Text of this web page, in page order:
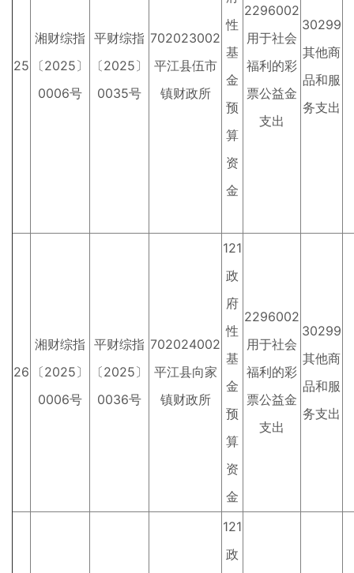
25
湘财综指
〔2025〕
0006号
平财综指
〔2025〕
0035号
702023002
平江县伍市
镇财政所
性
基
金
预
算
资
金
2296002
用于社会
福利的彩
票公益金
支出
30299
其他商
品和服
务支出
26
湘财综指
〔2025〕
0006号
平财综指
〔2025〕
0036号
702024002
平江县向家
镇财政所
121
政
府
性
基
金
预
算
资
金
2296002
用于社会
福利的彩
票公益金
支出
30299
其他商
品和服
务支出
121
政